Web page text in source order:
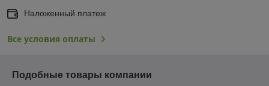
Наложенный платеж
Все условия оплаты
Подобные товары компании